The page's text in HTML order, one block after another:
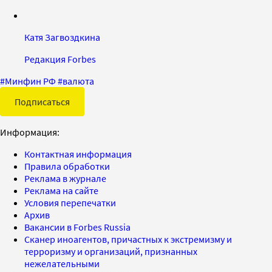
Катя Загвоздкина
Редакция Forbes
#Минфин РФ #валюта
Подписаться
Информация:
Контактная информация
Правила обработки
Реклама в журнале
Реклама на сайте
Условия перепечатки
Архив
Вакансии в Forbes Russia
Сканер иноагентов, причастных к экстремизму и
терроризму и организаций, признанных
нежелательными